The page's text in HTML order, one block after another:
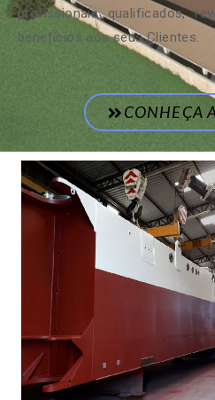
profissionais qualificados,
benefícios aos seus Clientes.
CONHEÇA